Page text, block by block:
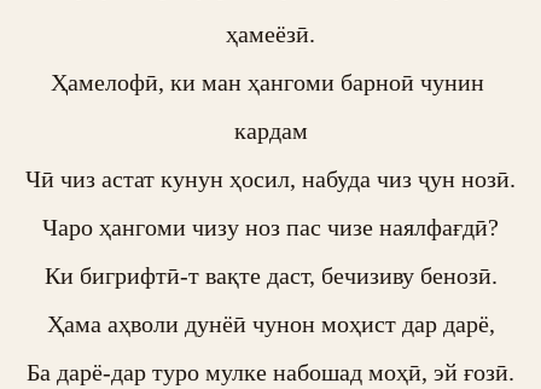
ҳамеёзӣ.
Ҳамелофӣ, ки ман ҳангоми барноӣ чунин
кардам
Чӣ чиз астат кунун ҳосил, набуда чиз ҷун нозӣ.
Чаро ҳангоми чизу ноз пас чизе наялфағдӣ?
Ки бигрифтӣ-т вақте даст, бечизиву бенозӣ.
Ҳама аҳволи дунёӣ чунон моҳист дар дарё,
Ба дарё-дар туро мулке набошад моҳӣ, эй ғозӣ.